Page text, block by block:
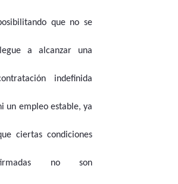
que no se
llegue a alcanzar una
indefinida
un empleo estable, ya
ciertas condiciones
no son